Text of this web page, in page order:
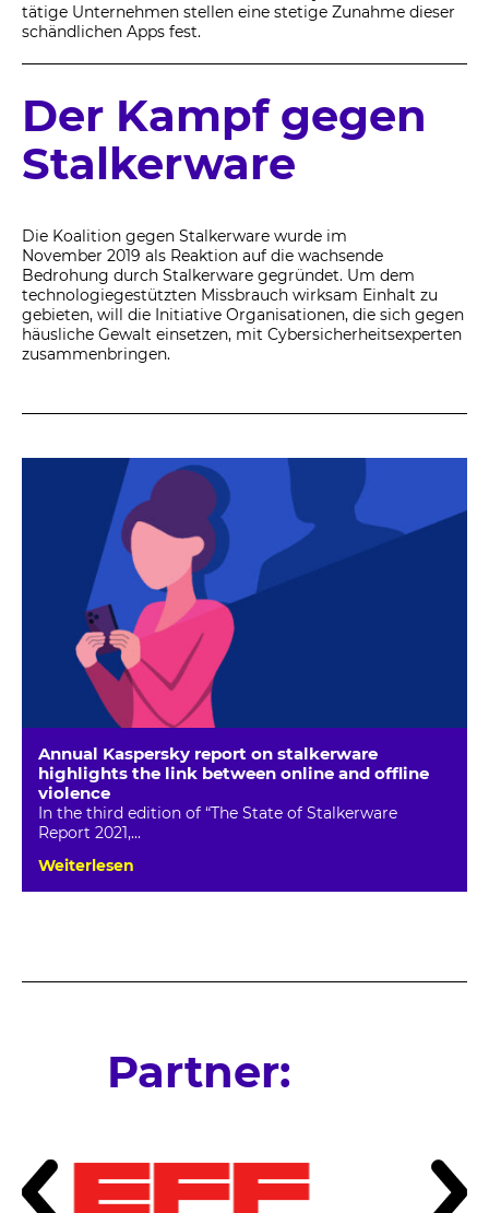
tätige Unternehmen stellen eine stetige Zunahme dieser
schändlichen Apps fest.
Der Kampf gegen
Stalkerware
Die Koalition gegen Stalkerware wurde im
November 2019 als Reaktion auf die wachsende
Bedrohung durch Stalkerware gegründet. Um dem
technologiegestützten Missbrauch wirksam Einhalt zu
gebieten, will die Initiative Organisationen, die sich gegen
häusliche Gewalt einsetzen, mit Cybersicherheitsexperten
zusammenbringen.
Annual Kaspersky report on stalkerware
highlights the link between online and offline
violence
In the third edition of “The State of Stalkerware
Report 2021,...
Weiterlesen
Partner: